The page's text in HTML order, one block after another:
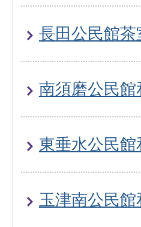
長田公民館茶
南須磨公民館
東垂水公民館
玉津南公民館